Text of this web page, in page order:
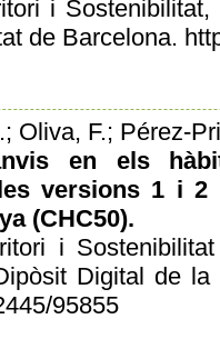
i
de Barcelona.
Oliva, F.; Pérez-
en els
versions 1 i
(CHC50).
i
Digital de
95855